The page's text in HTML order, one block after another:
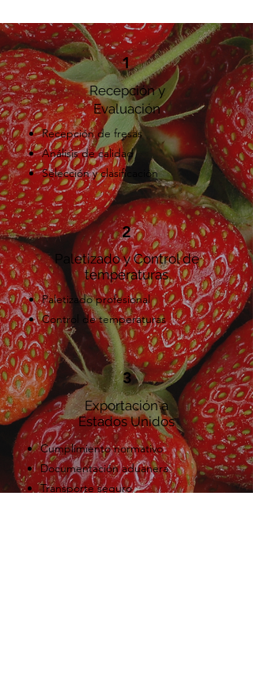
1
Recepción y
Evaluación
Recepción de fresas
Análisis de calidad
Selección y clasificación
2
Paletizado y Control de
temperaturas
Paletizado profesional
Control de temperaturas
3
Exportación a
Estados Unidos
Cumplimiento normativo
Documentación aduanera
Transporte seguro